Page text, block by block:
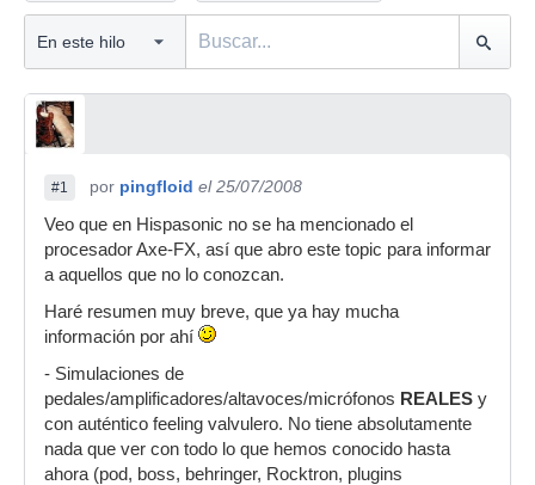
#1 por pingfloid el 25/07/2008
Veo que en Hispasonic no se ha mencionado el
procesador Axe-FX, así que abro este topic para informar
a aquellos que no lo conozcan.
Haré resumen muy breve, que ya hay mucha
información por ahí
- Simulaciones de
pedales/amplificadores/altavoces/micrófonos REALES y
con auténtico feeling valvulero. No tiene absolutamente
nada que ver con todo lo que hemos conocido hasta
ahora (pod, boss, behringer, Rocktron, plugins